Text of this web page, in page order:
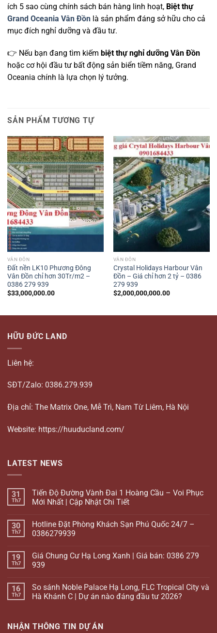
ích 5 sao cùng chính sách bán hàng linh hoạt, Biệt thự
Grand Oceania Vân Đồn là sản phẩm đáng sở hữu cho cả
mục đích nghỉ dưỡng và đầu tư.
👉 Nếu bạn đang tìm kiếm biệt thự nghỉ dưỡng Vân Đồn
hoặc cơ hội đầu tư bất động sản biển tiềm năng, Grand
Oceania chính là lựa chọn lý tưởng.
SẢN PHẨM TƯƠNG TỰ
VÂN ĐỒN
Đất nền LK10 Phương Đông
Vân Đồn chỉ hơn 30Tr/m2 –
0386 279 939
$33,000,000.00
VÂN ĐỒN
Crystal Holidays Harbour Vân
Đồn – Giá chỉ hơn 2 tỷ – 0386
279 939
$2,000,000,000.00
HỮU ĐỨC LAND
Liên hệ:
SĐT/Zalo: 0386.279.939
Địa chỉ: The Matrix One, Mễ Trì, Nam Từ Liêm, Hà Nội
Website: https://huuducland.com/
LATEST NEWS
31
Th7
Tiến Độ Đường Vành Đai 1 Hoàng Cầu – Voi Phục
Mới Nhất | Cập Nhật Chi Tiết
30
Th7
Hotline Đặt Phòng Khách Sạn Phú Quốc 24/7 –
0386279939
19
Th7
Giá Chung Cư Hạ Long Xanh | Giá bán: 0386 279
939
16
Th7
So sánh Noble Palace Hạ Long, FLC Tropical City và
Hà Khánh C | Dự án nào đáng đầu tư 2026?
NHẬN THÔNG TIN DỰ ÁN